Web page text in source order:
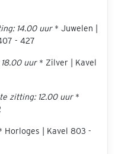
14.00 uur* Juwelen |
- 427
uur* Zilver | Kavel
zitting: 12.00 uur*
Horloges | Kavel 803 -